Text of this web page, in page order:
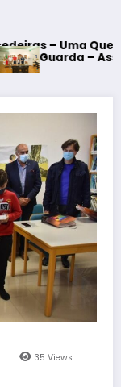
Questão de
– Assinatura
35Views